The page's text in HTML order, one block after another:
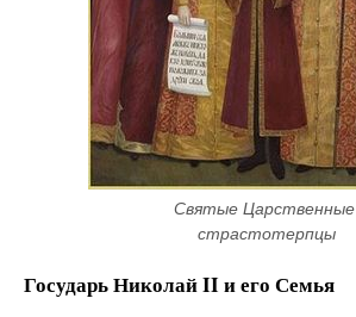
Святые Царственные
страстотерпцы
Государь Николай II и его Семья